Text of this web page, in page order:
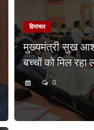
हिमाचल
मुख्यमंत्री सुख
बच्चों को मिल रहा
0